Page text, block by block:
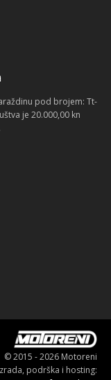
pod brojem: Tt-
je 20.000,00 kn
© 2015 - 2026 Motoreni
podrška i hosting: